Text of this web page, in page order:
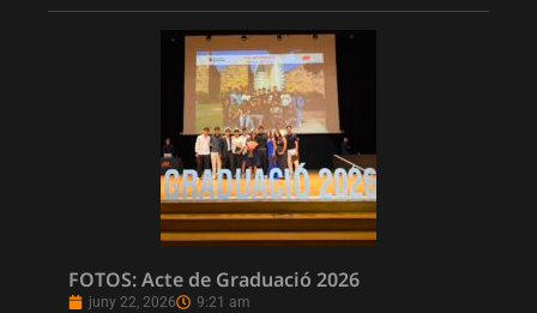
FOTOS: Acte de Graduació 2026
juny 22, 2026 9:21 am